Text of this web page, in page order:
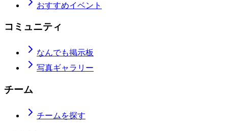
おすすめイベント
コミュニティ
なんでも掲示板
写真ギャラリー
チーム
チームを探す